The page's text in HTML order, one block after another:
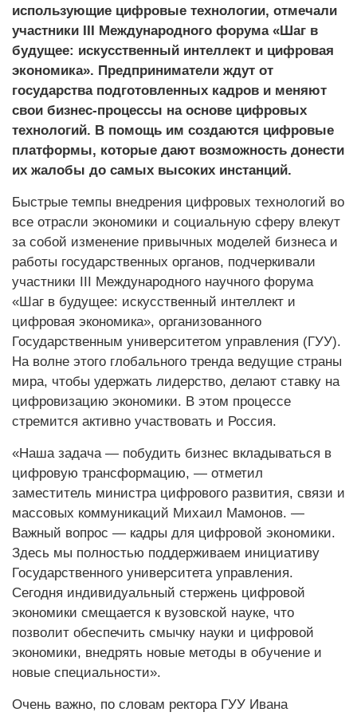
использующие цифровые технологии, отмечали
участники III Международного форума «Шаг в
будущее: искусственный интеллект и цифровая
экономика». Предприниматели ждут от
государства подготовленных кадров и меняют
свои бизнес-процессы на основе цифровых
технологий. В помощь им создаются цифровые
платформы, которые дают возможность донести
их жалобы до самых высоких инстанций.
Быстрые темпы внедрения цифровых технологий во
все отрасли экономики и социальную сферу влекут
за собой изменение привычных моделей бизнеса и
работы государственных органов, подчеркивали
участники III Международного научного форума
«Шаг в будущее: искусственный интеллект и
цифровая экономика», организованного
Государственным университетом управления (ГУУ).
На волне этого глобального тренда ведущие страны
мира, чтобы удержать лидерство, делают ставку на
цифровизацию экономики. В этом процессе
стремится активно участвовать и Россия.
«Наша задача — побудить бизнес вкладываться в
цифровую трансформацию, — отметил
заместитель министра цифрового развития, связи и
массовых коммуникаций Михаил Мамонов. —
Важный вопрос — кадры для цифровой экономики.
Здесь мы полностью поддерживаем инициативу
Государственного университета управления.
Сегодня индивидуальный стержень цифровой
экономики смещается к вузовской науке, что
позволит обеспечить смычку науки и цифровой
экономики, внедрять новые методы в обучение и
новые специальности».
Очень важно, по словам ректора ГУУ Ивана